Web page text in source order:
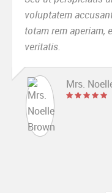
voluptatem
totam rem aperiam,
veritatis.
Mrs.